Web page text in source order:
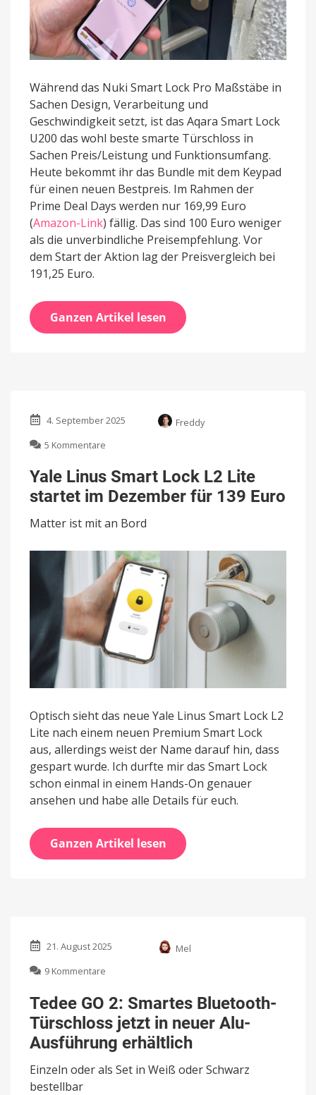
Während das Nuki Smart Lock Pro Maßstäbe in
Sachen Design, Verarbeitung und
Geschwindigkeit setzt, ist das Aqara Smart Lock
U200 das wohl beste smarte Türschloss in
Sachen Preis/Leistung und Funktionsumfang.
Heute bekommt ihr das Bundle mit dem Keypad
für einen neuen Bestpreis. Im Rahmen der
Prime Deal Days werden nur 169,99 Euro
(Amazon-Link) fällig. Das sind 100 Euro weniger
als die unverbindliche Preisempfehlung. Vor
dem Start der Aktion lag der Preisvergleich bei
191,25 Euro.
Ganzen Artikel lesen
4. September 2025
Freddy
5 Kommentare
Linus
Smart
Lock
Lite
im
Dezember
für
139
Euro
Yale Linus Smart Lock L2 Lite
startet im Dezember für 139 Euro
Matter ist mit an Bord
Optisch sieht das neue Yale Linus Smart Lock L2
Lite nach einem neuen Premium Smart Lock
aus, allerdings weist der Name darauf hin, dass
gespart wurde. Ich durfte mir das Smart Lock
schon einmal in einem Hands-On genauer
ansehen und habe alle Details für euch.
Ganzen Artikel lesen
21. August 2025
Mel
9 Kommentare
GO
2:
Smartes
Bluetooth-
Türschloss
jetzt
in
Tedee GO 2: Smartes Bluetooth-
Türschloss jetzt in neuer Alu-
Ausführung erhältlich
Einzeln oder als Set in Weiß oder Schwarz
bestellbar